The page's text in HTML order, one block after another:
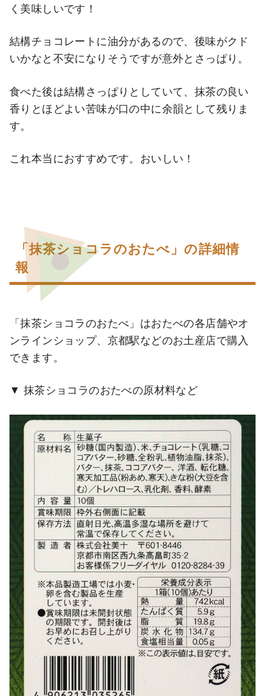
く美味しいです！
結構チョコレートに油分があるので、後味がクド
いかなと不安になりそうですが意外とさっぱり。
食べた後は結構さっぱりとしていて、抹茶の良い
香りとほどよい苦味が口の中に余韻として残りま
す。
これ本当におすすめです。おいしい！
「抹茶ショコラのおたべ」の詳細情
報
「抹茶ショコラのおたべ」はおたべの各店舗やオ
ンラインショップ、京都駅などのお土産店で購入
できます。
抹茶ショコラのおたべの原材料など